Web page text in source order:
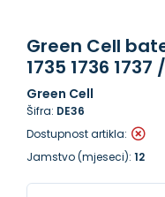
Green Cell
1735 1736 1737
Green Cell
Šifra: DE36
Dostupnost artikla:
Jamstvo (mjeseci): 12